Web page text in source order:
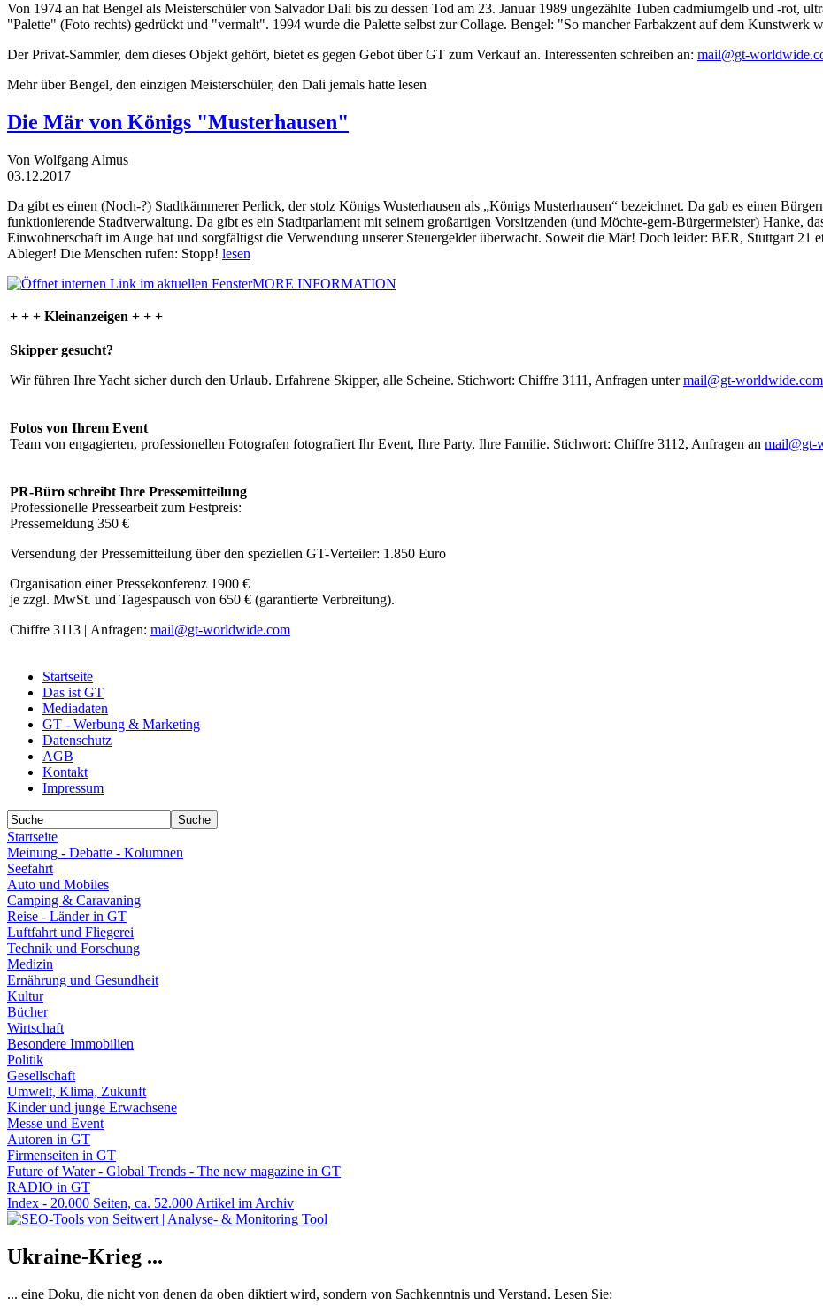
Von 1974 an hat Bengel als Meisterschüler von Salvador Dali bis zu dessen Tod am 23. Januar 1989 ungezählte Tuben cadmiumgelb und -rot,
"Palette" (Foto rechts) gedrückt und "vermalt". 1994 wurde die Palette selbst zur Collage. Bengel: "So mancher Farbakzent auf dem Kunstwerk
Der Privat-Sammler, dem dieses Objekt gehört, bietet es gegen Gebot über GT zum Verkauf an. Interessenten schreiben an: mail@gt-
Mehr über Bengel, den einzigen Meisterschüler, den Dali jemals hatte lesen
Die Mär von Königs "Musterhausen"
Von Wolfgang Almus
03.12.2017
Da gibt es einen (Noch-?) Stadtkämmerer Perlick, der stolz Königs Wusterhausen als „Königs Musterhausen“ bezeichnet. Da gab es einen
funktionierende Stadtverwaltung. Da gibt es ein Stadtparlament mit seinem großartigen Vorsitzenden (und Möchte-gern-Bürgermeister) Hanke,
Einwohnerschaft im Auge hat und sorgfältigst die Verwendung unserer Steuergelder überwacht. Soweit die Mär! Doch leider: BER, Stuttgart 21
Ableger! Die Menschen rufen: Stopp! lesen
MORE INFORMATION
+ + + Kleinanzeigen + + +
Skipper gesucht?
Wir führen Ihre Yacht sicher durch den Urlaub. Erfahrene Skipper, alle Scheine. Stichwort: Chiffre 3111, Anfragen untermail@gt-worldwide.com
Fotos von Ihrem Event
Team von engagierten, professionellen Fotografen fotografiert Ihr Event, Ihre Party, Ihre Familie. Stichwort: Chiffre 3112, Anfragen an mail@gt-
PR-Büro schreibt Ihre Pressemitteilung
Professionelle Pressearbeit zum Festpreis:
Pressemeldung 350 €
Versendung der Pressemitteilung über den speziellen GT-Verteiler: 1.850 Euro
Organisation einer Pressekonferenz 1900 €
je zzgl. MwSt. und Tagespausch von 650 € (garantierte Verbreitung).
Chiffre 3113 | Anfragen: mail@gt-worldwide.com
Startseite
Das ist GT
Mediadaten
GT - Werbung & Marketing
Datenschutz
AGB
Kontakt
Impressum
Startseite
Meinung - Debatte - Kolumnen
Seefahrt
Auto und Mobiles
Camping & Caravaning
Reise - Länder in GT
Luftfahrt und Fliegerei
Technik und Forschung
Medizin
Ernährung und Gesundheit
Kultur
Bücher
Wirtschaft
Besondere Immobilien
Politik
Gesellschaft
Umwelt, Klima, Zukunft
Kinder und junge Erwachsene
Messe und Event
Autoren in GT
Firmenseiten in GT
Future of Water - Global Trends - The new magazine in GT
RADIO in GT
Index - 20.000 Seiten, ca. 52.000 Artikel im Archiv
Ukraine-Krieg ...
... eine Doku, die nicht von denen da oben diktiert wird, sondern von Sachkenntnis und Verstand. Lesen Sie: